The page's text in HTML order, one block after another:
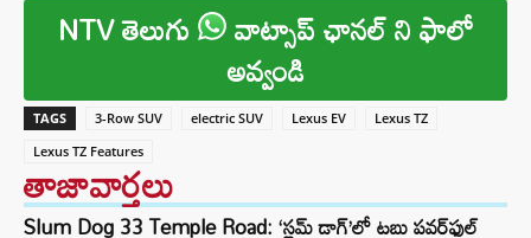
NTV తెలుగు వాట్సాప్ ఛానల్ ని ఫాలో
అవ్వండి
TAGS 3-Row SUV electric SUV Lexus EV
Lexus TZ
Lexus TZ Features
తాజావార్తలు
Slum Dog 33 Temple Road: ‘స్లమ్ డాగ్’లో టబు పవర్‌ఫుల్